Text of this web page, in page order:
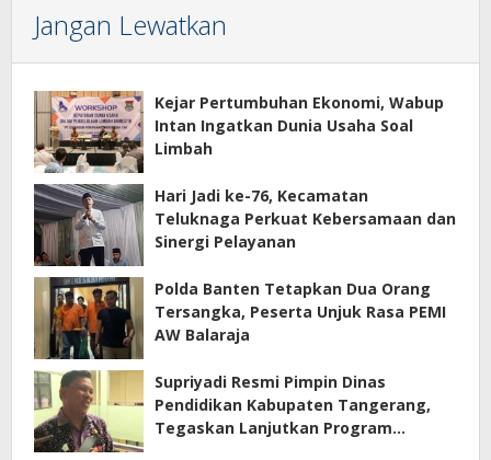
Jangan Lewatkan
Kejar Pertumbuhan Ekonomi, Wabup
Intan Ingatkan Dunia Usaha Soal
Limbah
Hari Jadi ke-76, Kecamatan
Teluknaga Perkuat Kebersamaan dan
Sinergi Pelayanan
Polda Banten Tetapkan Dua Orang
Tersangka, Peserta Unjuk Rasa PEMI
AW Balaraja
Supriyadi Resmi Pimpin Dinas
Pendidikan Kabupaten Tangerang,
Tegaskan Lanjutkan Program